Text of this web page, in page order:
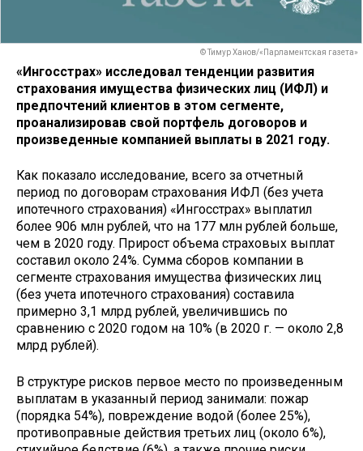
© Тимур Ханов/«Парламентская газета»
«Ингосстрах» исследовал тенденции развития
страхования имущества физических лиц (ИФЛ) и
предпочтений клиентов в этом сегменте,
проанализировав свой портфель договоров и
произведенные компанией выплаты в 2021 году.
Как показало исследование, всего за отчетный
период по договорам страхования ИФЛ (без учета
ипотечного страхования) «Ингосстрах» выплатил
более 906 млн рублей, что на 177 млн рублей больше,
чем в 2020 году. Прирост объема страховых выплат
составил около 24%. Сумма сборов компании в
сегменте страхования имущества физических лиц
(без учета ипотечного страхования) составила
примерно 3,1 млрд рублей, увеличившись по
сравнению с 2020 годом на 10% (в 2020 г. — около 2,8
млрд рублей).
В структуре рисков первое место по произведенным
выплатам в указанный период занимали: пожар
(порядка 54%), повреждение водой (более 25%),
противоправные действия третьих лиц (около 6%),